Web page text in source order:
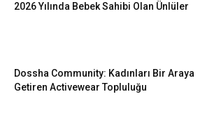
2026 Yılında Bebek Sahibi Olan Ünlüler
Dossha Community: Kadınları Bir Araya
Getiren Activewear Topluluğu